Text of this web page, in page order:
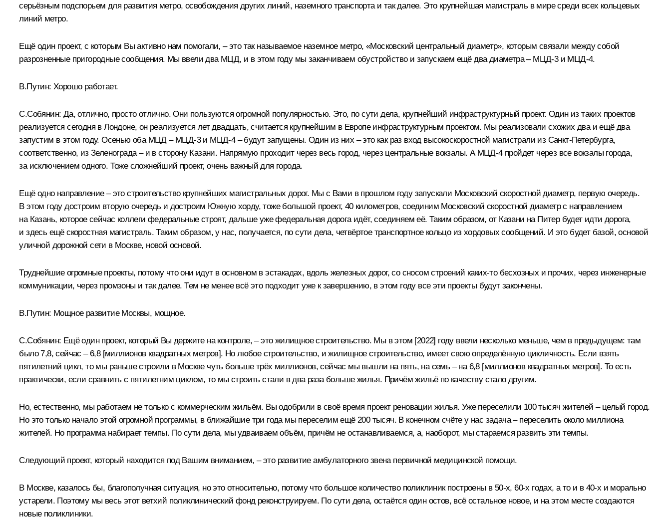
серьёзным подспорьем для развития метро, освобождения других линий, наземного транспорта и так далее. Это крупнейшая магистраль в мире среди всех кольцевых
линий метро.
Ещё один проект, с которым Вы активно нам помогали, – это так называемое наземное метро, «Московский центральный диаметр», которым связали между собой
разрозненные пригородные сообщения. Мы ввели два МЦД, и в этом году мы заканчиваем обустройство и запускаем ещё два диаметра – МЦД-3 и МЦД-4.
В.Путин: Хорошо работает.
С.Собянин: Да, отлично, просто отлично. Они пользуются огромной популярностью. Это, по сути дела, крупнейший инфраструктурный проект. Один из таких проектов
реализуется сегодня в Лондоне, он реализуется лет двадцать, считается крупнейшим в Европе инфраструктурным проектом. Мы реализовали схожих два и ещё два
запустим в этом году. Осенью оба МЦД – МЦД-3 и МЦД-4 – будут запущены. Один из них – это как раз вход высокоскоростной магистрали из Санкт-Петербурга,
соответственно, из Зеленограда – и в сторону Казани. Напрямую проходит через весь город, через центральные вокзалы. А МЦД-4 пройдет через все вокзалы города,
за исключением одного. Тоже сложнейший проект, очень важный для города.
Ещё одно направление – это строительство крупнейших магистральных дорог. Мы с Вами в прошлом году запускали Московский скоростной диаметр, первую очередь.
В этом году достроим вторую очередь и достроим Южную хорду, тоже большой проект, 40 километров, соединим Московский скоростной диаметр с направлением
на Казань, которое сейчас коллеги федеральные строят, дальше уже федеральная дорога идёт, соединяем её. Таким образом, от Казани на Питер будет идти дорога,
и здесь ещё скоростная магистраль. Таким образом, у нас, получается, по сути дела, четвёртое транспортное кольцо из хордовых сообщений. И это будет базой, основой
уличной дорожной сети в Москве, новой основой.
Труднейшие огромные проекты, потому что они идут в основном в эстакадах, вдоль железных дорог, со сносом строений каких-то бесхозных и прочих, через инженерные
коммуникации, через промзоны и так далее. Тем не менее всё это подходит уже к завершению, в этом году все эти проекты будут закончены.
В.Путин: Мощное развитие Москвы, мощное.
С.Собянин: Ещё один проект, который Вы держите на контроле, – это жилищное строительство. Мы в этом [2022] году ввели несколько меньше, чем в предыдущем: там
было 7,8, сейчас – 6,8 [миллионов квадратных метров]. Но любое строительство, и жилищное строительство, имеет свою определённую цикличность. Если взять
пятилетний цикл, то мы раньше строили в Москве чуть больше трёх миллионов, сейчас мы вышли на пять, на семь – на 6,8 [миллионов квадратных метров]. То есть
практически, если сравнить с пятилетним циклом, то мы строить стали в два раза больше жилья. Причём жильё по качеству стало другим.
Но, естественно, мы работаем не только с коммерческим жильём. Вы одобрили в своё время проект реновации жилья. Уже переселили 100 тысяч жителей – целый город.
Но это только начало этой огромной программы, в ближайшие три года мы переселим ещё 200 тысяч. В конечном счёте у нас задача – переселить около миллиона
жителей. Но программа набирает темпы. По сути дела, мы удваиваем объём, причём не останавливаемся, а, наоборот, мы стараемся развить эти темпы.
Следующий проект, который находится под Вашим вниманием, – это развитие амбулаторного звена первичной медицинской помощи.
В Москве, казалось бы, благополучная ситуация, но это относительно, потому что большое количество поликлиник построены в 50-х, 60-х годах, а то и в 40-х и морально
устарели. Поэтому мы весь этот ветхий поликлинический фонд реконструируем. По сути дела, остаётся один остов, всё остальное новое, и на этом месте создаются
новые поликлиники.